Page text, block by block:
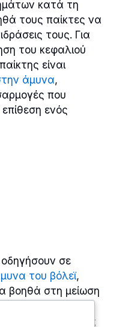
κατά τη
τους παίκτες να
τους. Για
του κεφαλιού
είναι
άμυνα,
που
ενός
σε
του βόλεϊ,
βοηθά στη μείωση
οι παίκτες